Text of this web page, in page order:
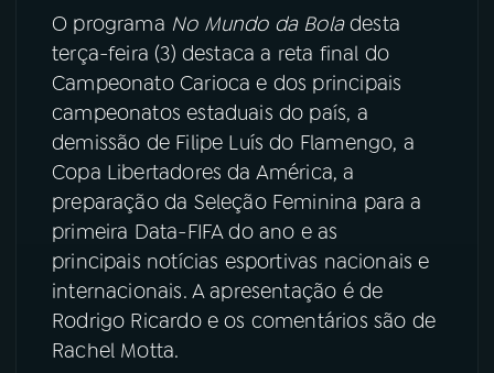
FESTIVAL DE MÚSICA
ACOMPANHE A RÁDIO NACIONAL
YouTube Facebook
Instagram X
TikTok
O programa No Mundo da Boladesta
terça-feira (3) destaca a reta final do
Campeonato Carioca e dos principais
campeonatos estaduais do país, a
demissão de Filipe Luís do Flamengo, a
Copa Libertadores da América, a
preparação da Seleção Feminina para a
primeira Data-FIFA do ano e as
principais notícias esportivas nacionais e
internacionais. A apresentação é de
Rodrigo Ricardo e os comentários são de
Rachel Motta.